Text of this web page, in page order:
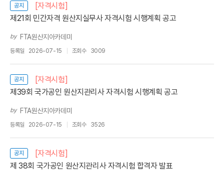
공지
[자격시험]
제21회 민간자격 원산지실무사 자격시험 시행계획 공고
by FTA원산지아카데미
등록일 2026-07-15 조회수 3009
공지
[자격시험]
제39회 국가공인 원산지관리사 자격시험 시행계획 공고
by FTA원산지아카데미
등록일 2026-07-15 조회수 3526
공지
[자격시험]
제 38회 국가공인 원산지관리사 자격시험 합격자 발표